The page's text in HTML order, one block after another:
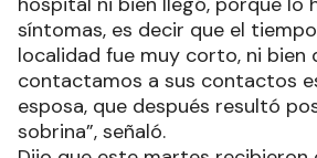
síntomas, es decir que el
localidad fue muy corto, ni bien
contactamos a sus contactos
esposa, que después resultó
sobrina”, señaló.